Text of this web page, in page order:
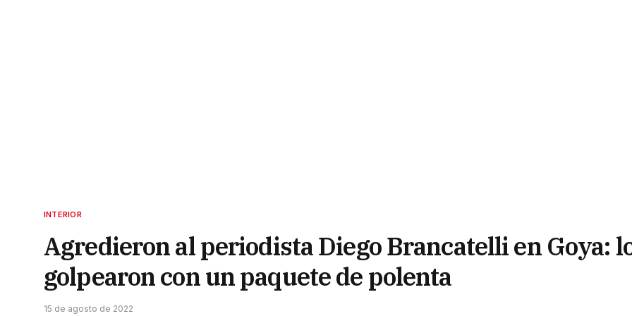
INTERIOR
Agredieron al periodista Diego Brancatelli en Goya:
golpearon con un paquete de polenta
15 de agosto de 2022